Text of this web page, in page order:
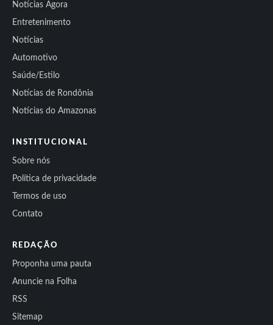
Notícias Agora
Entretenimento
Notícias
Automotivo
Saúde/Estilo
Notícias de Rondônia
Notícias do Amazonas
INSTITUCIONAL
Sobre nós
Política de privacidade
Termos de uso
Contato
REDAÇÃO
Proponha uma pauta
Anuncie na Folha
RSS
Sitemap